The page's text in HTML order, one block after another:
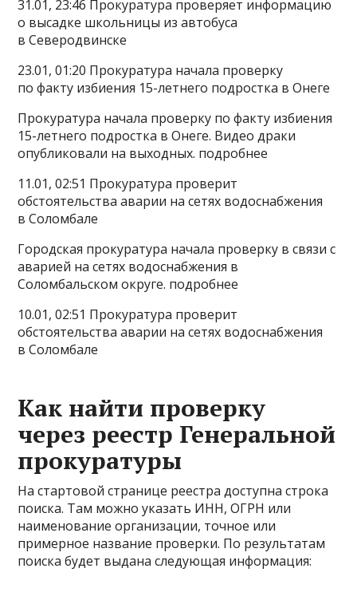
31.01, 23:46 Прокуратура проверяет информацию
о высадке школьницы из автобуса
в Северодвинске
23.01, 01:20 Прокуратура начала проверку
по факту избиения 15-летнего подростка в Онеге
Прокуратура начала проверку по факту избиения
15-летнего подростка в Онеге. Видео драки
опубликовали на выходных. подробнее
11.01, 02:51 Прокуратура проверит
обстоятельства аварии на сетях водоснабжения
в Соломбале
Городская прокуратура начала проверку в связи с
аварией на сетях водоснабжения в
Соломбальском округе. подробнее
10.01, 02:51 Прокуратура проверит
обстоятельства аварии на сетях водоснабжения
в Соломбале
Как найти проверку
через реестр Генеральной
прокуратуры
На стартовой странице реестра доступна строка
поиска. Там можно указать ИНН, ОГРН или
наименование организации, точное или
примерное название проверки. По результатам
поиска будет выдана следующая информация: